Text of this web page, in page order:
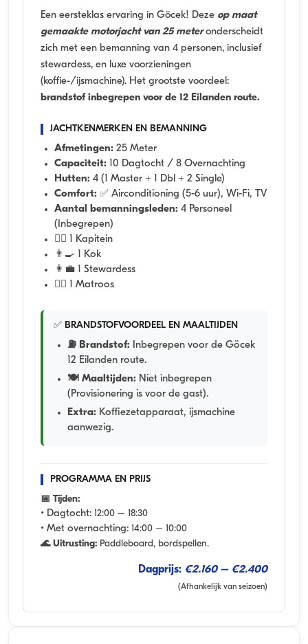
Een eersteklas ervaring in Göcek! Deze op maat
gemaakte motorjacht van 25 meteronderscheidt
zich met een bemanning van 4 personen, inclusief
stewardess, en luxe voorzieningen
(koffie-/ijsmachine). Het grootste voordeel:
brandstof inbegrepen voor de 12 Eilanden route.
JACHTKENMERKEN EN BEMANNING
Afmetingen: 25 Meter
Capaciteit: 10 Dagtocht / 8 Overnachting
Hutten: 4 (1 Master + 1 Dbl + 2 Single)
Comfort: ✅ Airconditioning (5-6 uur), Wi-Fi, TV
Aantal bemanningsleden: 4 Personeel
(Inbegrepen)
👨‍✈️ 1 Kapitein
👨‍🍳 1 Kok
👩‍💼 1 Stewardess
🧑‍✈️ 1 Matroos
✅ BRANDSTOFVOORDEEL EN MAALTIJDEN
⛽ Brandstof: Inbegrepen voor de Göcek
12 Eilanden route.
🍽️ Maaltijden: Niet inbegrepen
(Provisionering is voor de gast).
Extra: Koffiezetapparaat, ijsmachine
aanwezig.
PROGRAMMA EN PRIJS
📅 Tijden:
• Dagtocht: 12:00 – 18:30
• Met overnachting: 14:00 – 10:00
🌊 Uitrusting: Paddleboard, bordspellen.
Dagprijs: €2.160 – €2.400
(Afhankelijk van seizoen)